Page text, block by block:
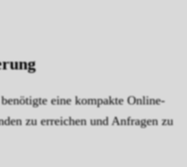
eine kompakte Online-
zu erreichen und Anfragen zu